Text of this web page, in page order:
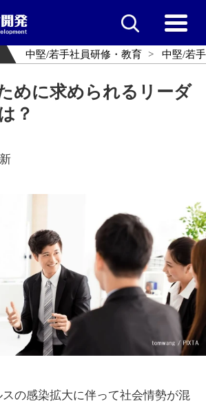
中堅/若手社員研修・教育 中堅/若
めに求められるリーダ
？
の感染拡大に伴って社会情勢が混